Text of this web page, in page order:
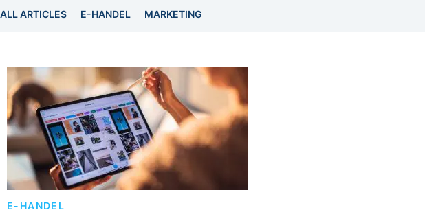
ALL ARTICLES E-HANDEL MARKETING
E-HANDEL